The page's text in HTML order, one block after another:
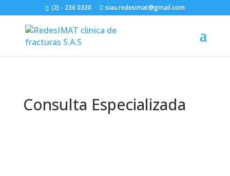
(2) - 236 0330 siau.redesimat@gmail.com
Consulta Especializada